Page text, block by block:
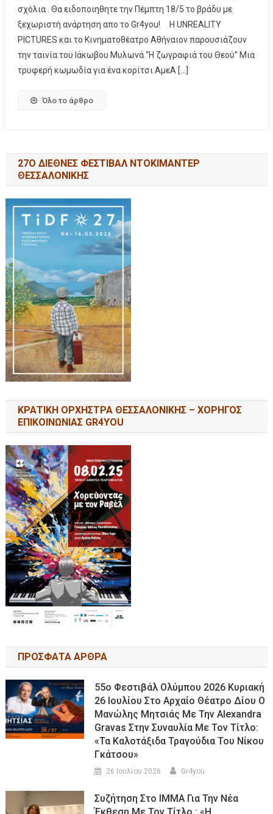
σχόλια . Θα ειδοποιηθητε την Πέμπτη 18/5 το βράδυ με
ξεχωριστή ανάρτηση απο το Gr4you! Η UNREALITY
PICTURES και το Κινηματοθέατρο Αθήναιον παρουσιάζουν
την ταινία του Ιάκωβου Μυλωνά “Η ζωγραφιά του Θεού” Μια
τρυφερή κωμωδία για ένα κορίτσι ΑμεΑ […]
Όλο το άρθρο
27Ο ΔΙΕΘΝΕΣ ΦΕΣΤΙΒΑΛ ΝΤΟΚΙΜΑΝΤΕΡ
ΘΕΣΣΑΛΟΝΙΚΗΣ
ΚΡΑΤΙΚΗ ΟΡΧΗΣΤΡΑ ΘΕΣΣΑΛΟΝΙΚΗΣ – ΧΟΡΗΓΟΣ
ΕΠΙΚΟΙΝΩΝΙΑΣ GR4YOU
ΠΡΟΣΦΑΤΑ ΑΡΘΡΑ
55ο Φεστιβάλ Ολύμπου 2026 Κυριακή
26 Ιουλίου Στο Αρχαίο Θέατρο Δίου Ο
Μανώλης Μητσιάς Με Την Alexandra
Gravas Στην Συναυλία Με Τον Τίτλο:
«τα Καλοτάξιδα Τραγούδια Του Νίκου
Γκάτσου»
26 Ιουλίου 2026 Gr4you
Συζήτηση Στο ΙΜΜΑ Για Την Νέα